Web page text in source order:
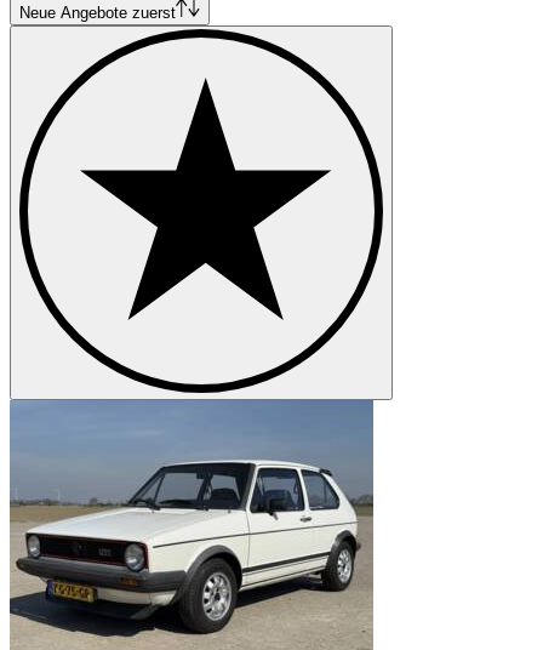
großem Platzangebot. Der aus dem Audi 50 bekannte 50 PS Motor
mit 1,1 Liter Hubraum wurde übernommen und wahlweise auf 70
PS bei 1,5 Litern erhöht. Volkswagen brachte mit dem VW Golf ein
zwischen Motorisierung und Verbrauch ausgewogenes Modell, was
wegen der Ölkrise zu dieser Zeit besonders gefragt war, heraus.
Die Karosserieversionen des VW Golf 1
1976 erschien von großer Skepsis begleitet der VW Golf 1 Diesel.
Die für Kompaktwagen seinerzeit ungewöhnliche Diesel-
Motorisierung machte den VW Golf 1 Diesel mit 5,0 l/ 100 km zu
einem der sparsamsten Wagen seiner Klasse. Der zunächst
schleppend anlaufende Verkauf stabilisierte sich jedoch später und
machte letztlich ein Sechstel der insgesamt produzierten VW Golf 1
aus. Ebenfalls 1976 wurde der VW Golf GTI vorgestellt. Diese mit
110 PS deutlich leistungsstärkere Variante unterscheidet sich
äußerlich durch größere Reifen, breitere Kotflügel und Stoßstangen
weitere Modell wie der VW Jetta und der VW Caddy. Bis die erste
Generation des VW Golf 1983 durch den VW Golf 2 abgelöst
wurde, entstanden mehr als sechs Millionen Exemplare des Modells.
Golf Baureihen
Neue Angebote zuerst